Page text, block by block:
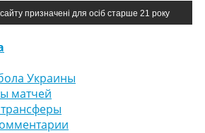
призначені для осіб старше 21 року
Украины
матчей